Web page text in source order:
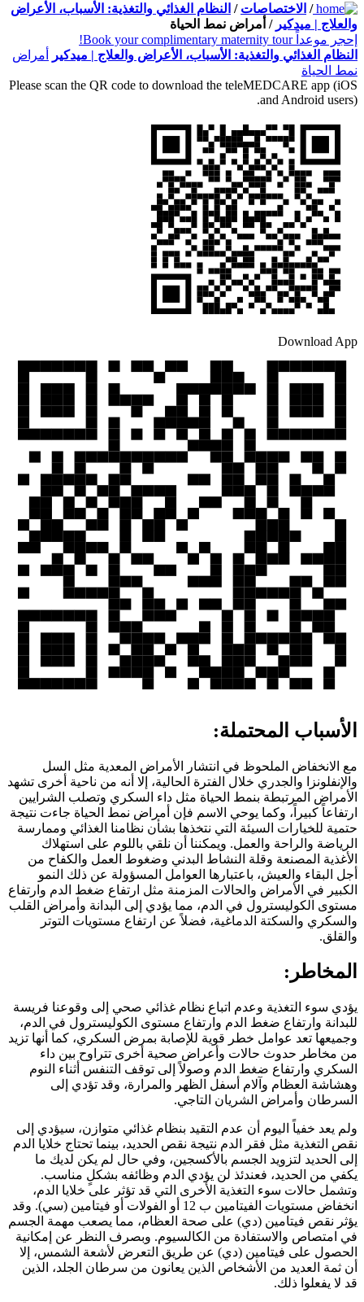
/ الاختصاصات / النظام الغذائي والتغذية: الأسباب، الأعراض
والعلاج | ميدكير / أمراض نمط الحياة
إحجر موعداًBook your complimentary maternity tour!
النظام الغذائي والتغذية: الأسباب، الأعراض والعلاج | ميدكير
أمراض
نمط الحياة
Please scan the QR code to download the teleMEDCARE app (iOS
and Android users).
Download App
الأسباب المحتملة:
مع الانخفاض الملحوظ في انتشار الأمراض المعدية مثل السل
والإنفلونزا والجدري خلال الفترة الحالية، إلا أنه من ناحية أخرى تشهد
الأمراض المرتبطة بنمط الحياة مثل داء السكري وتصلب الشرايين
ارتفاعاً كبيراً، وكما يوحي الاسم فإن أمراض نمط الحياة جاءت نتيجة
حتمية للخيارات السيئة التي نتخذها بشأن نظامنا الغذائي وممارسة
الرياضة والراحة والعمل. ويمكننا أن نلقي باللوم على استهلاك
الأغذية المصنعة وقلة النشاط البدني وضغوط العمل والكفاح من
أجل البقاء والعيش، باعتبارها العوامل المسؤولة عن ذلك النمو
الكبير في الأمراض والحالات المزمنة مثل ارتفاع ضغط الدم وارتفاع
مستوى الكوليسترول في الدم، مما يؤدي إلى البدانة وأمراض القلب
والسكري والسكتة الدماغية، فضلاً عن ارتفاع مستويات التوتر
والقلق.
المخاطر:
يؤدي سوء التغذية وعدم اتباع نظام غذائي صحي إلى وقوعنا فريسة
للبدانة وارتفاع ضغط الدم وارتفاع مستوى الكوليسترول في الدم،
وجميعها تعد عوامل خطر قوية للإصابة بمرض السكري، كما أنها تزيد
من مخاطر حدوث حالات وأعراض صحية أخرى تتراوح بين داء
السكري وارتفاع ضغط الدم وصولاً إلى توقف التنفس أثناء النوم
وهشاشة العظام وآلام أسفل الظهر والمرارة، وقد تؤدي إلى
السرطان وأمراض الشريان التاجي.
ولم يعد خفياً اليوم أن عدم التقيد بنظام غذائي متوازن، سيؤدي إلى
نقص التغذية مثل فقر الدم نتيجة نقص الحديد، بينما تحتاج خلايا الدم
إلى الحديد لتزويد الجسم بالأكسجين، وفي حال لم يكن لديك ما
يكفي من الحديد، فعندئذ لن يؤدي الدم وظائفه بشكلٍ مناسب.
وتشمل حالات سوء التغذية الأخرى التي قد تؤثر على خلايا الدم،
انخفاض مستويات الفيتامين ب 12 أو الفولات أو فيتامين (سي). وقد
يؤثر نقص فيتامين (دي) على صحة العظام، مما يصعب مهمة الجسم
في امتصاص والاستفادة من الكالسيوم. وبصرف النظر عن إمكانية
الحصول على فيتامين (دي) عن طريق التعرض لأشعة الشمس، إلا
أن ثمة العديد من الأشخاص الذين يعانون من سرطان الجلد، الذين
قد لا يفعلوا ذلك.